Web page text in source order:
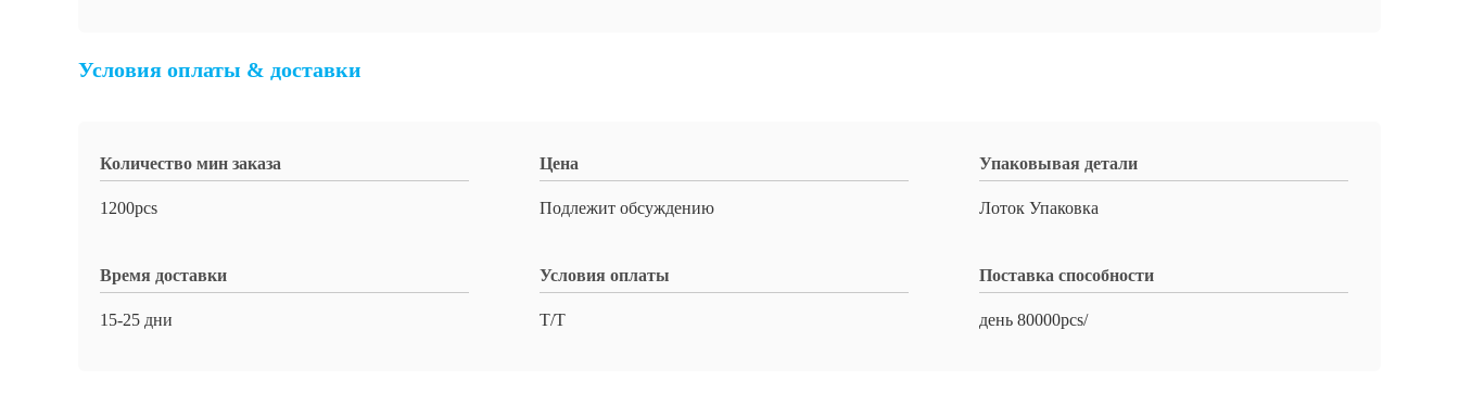
Условия оплаты & доставки
Количество мин заказа
1200pcs
Цена
Подлежит обсуждению
Упаковывая детали
Лоток Упаковка
Время доставки
15-25 дни
Условия оплаты
T/T
Поставка способности
день 80000pcs/